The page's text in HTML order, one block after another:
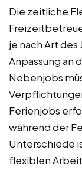
Die zeitliche
je nach Art
Anpassung an
Nebenjobs
Ferienjobs
während der
Unterschiede
flexiblen